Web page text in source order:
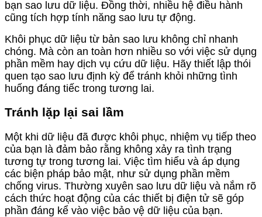
bạn sao lưu dữ liệu. Đồng thời, nhiều hệ điều hành
cũng tích hợp tính năng sao lưu tự động.
Khôi phục dữ liệu từ bản sao lưu không chỉ nhanh
chóng. Mà còn an toàn hơn nhiều so với việc sử dụng
phần mềm hay dịch vụ cứu dữ liệu. Hãy thiết lập thói
quen tạo sao lưu định kỳ để tránh khỏi những tình
huống đáng tiếc trong tương lai.
Tránh lặp lại sai lầm
Một khi dữ liệu đã được khôi phục, nhiệm vụ tiếp theo
của bạn là đảm bảo rằng không xảy ra tình trạng
tương tự trong tương lai. Việc tìm hiểu và áp dụng
các biện pháp bảo mật, như sử dụng phần mềm
chống virus. Thường xuyên sao lưu dữ liệu và nắm rõ
cách thức hoạt động của các thiết bị điện tử sẽ góp
phần đáng kể vào việc bảo vệ dữ liệu của bạn.